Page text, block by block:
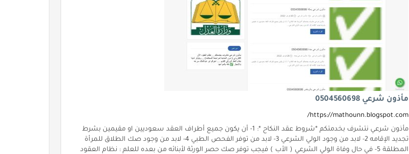
مأذون شرعي 0504560698
https://mathounn.blogspot.com/
مأذون شرعي نتشرف بخدمتكم *شروط عقد النكاح *: 1- أن يكون جميع أطراف العقد سعوديين او مقيمين بشرط
تجديد الإقامه 2- لابد من وجود الولي الشرعي 3- لابد من توفر الفحص الطبي 4- لابد من وجود صك الطلاق للمرأة
المطلقة 5- في حال وفاة الولي الشرعي ( الأب ) فيجب توفر صك حصر الورثة لأبنائه من بعده للعلم : نظام العقود